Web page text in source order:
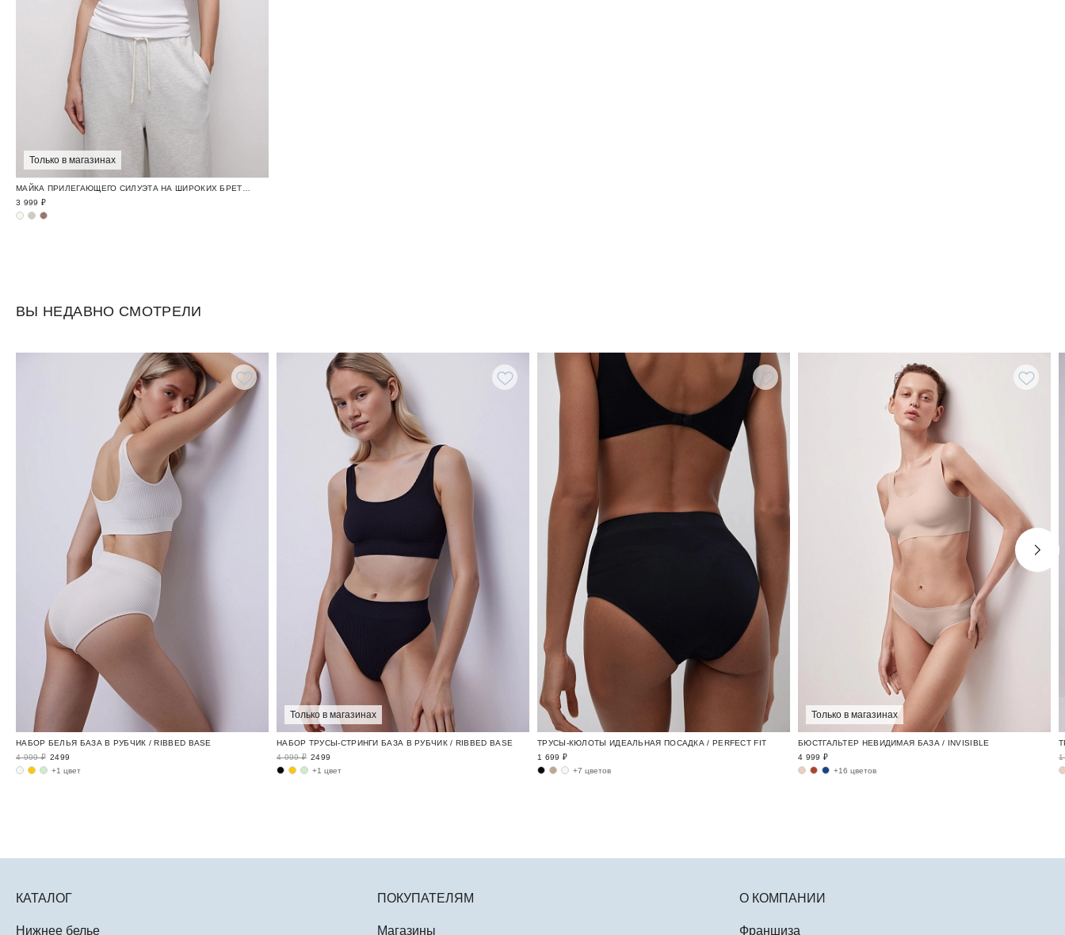
Только в магазинах
МАЙКА ПРИЛЕГАЮЩЕГО СИЛУЭТА НА ШИРОКИХ БРЕТЕЛЯХ
3 999 ₽
ВЫ НЕДАВНО СМОТРЕЛИ
НАБОР БЕЛЬЯ БАЗА В РУБЧИК / RIBBED BASE
4 999 ₽ 2499
+1 цвет
Только в магазинах
НАБОР ТРУСЫ-СТРИНГИ БАЗА В РУБЧИК / RIBBED BASE
4 999 ₽ 2499
+1 цвет
ТРУСЫ-КЮЛОТЫ ИДЕАЛЬНАЯ ПОСАДКА / PERFECT FIT
1 699 ₽
+7 цветов
Только в магазинах
БЮСТГАЛЬТЕР НЕВИДИМАЯ БАЗА / INVISIBLE
4 999 ₽
+16 цветов
1
КАТАЛОГ
Нижнее белье
ПОКУПАТЕЛЯМ
Магазины
О КОМПАНИИ
Франшиза